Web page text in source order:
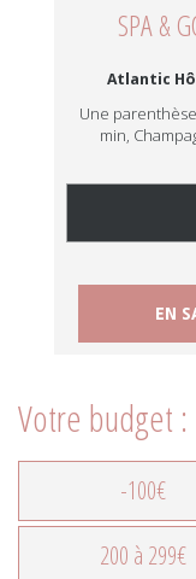
SPA &
Atlantic
Une
min,
EN
Votre budget :
-100€
200 à 299€